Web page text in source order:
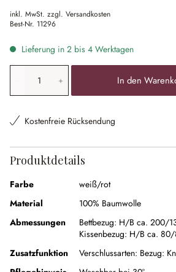
inkl. MwSt. zzgl. Versandkosten
Best-Nr. 11296
Lieferung in 2 bis 4 Werktagen
Produkt Anzahl: Gib den
In den
Kostenfreie Rücksendung
Produktdetails
Farbe
weiß/rot
Material
100% Baumwolle
Abmessungen
Bettbezug: H/B ca. 200/
Kissenbezug: H/B ca. 80/
Zusatzfunktion
Verschlussarten: Bezug: